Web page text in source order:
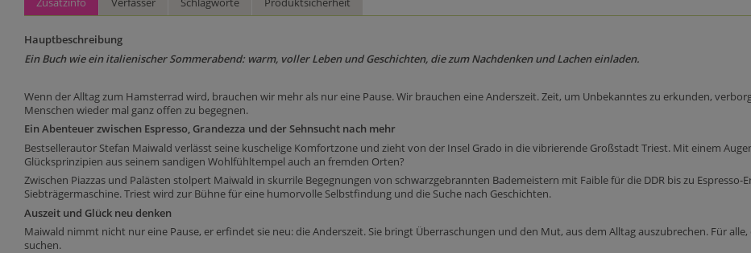
Hauptbeschreibung
Ein Buch wie ein italienischer Sommerabend: warm, voller Leben und Geschichten, die zum Nachdenken und Lachen einladen.
Wenn der Alltag zum Hamsterrad wird, brauchen wir mehr als nur eine Pause. Wir brauchen eine Anderszeit. Zeit, um Unbekanntes zu erkunden,
Menschen wieder mal ganz offen zu begegnen.
Ein Abenteuer zwischen Espresso, Grandezza und der Sehnsucht nach mehr
Bestsellerautor Stefan Maiwald verlässt seine kuschelige Komfortzone und zieht von der Insel Grado in die vibrierende Großstadt Triest. Mit einem
Glücksprinzipien aus seinem sandigen Wohlfühltempel auch an fremden Orten?
Zwischen Piazzas und Palästen stolpert Maiwald in skurrile Begegnungen von schwarzgebrannten Bademeistern mit Faible für die DDR bis zu
Siebträgermaschine. Triest wird zur Bühne für eine humorvolle Selbstfindung und die Suche nach Geschichten.
Auszeit und Glück neu denken
Maiwald nimmt nicht nur eine Pause, er erfindet sie neu: die Anderszeit. Sie bringt Überraschungen und den Mut, aus dem Alltag auszubrechen. Für
suchen.